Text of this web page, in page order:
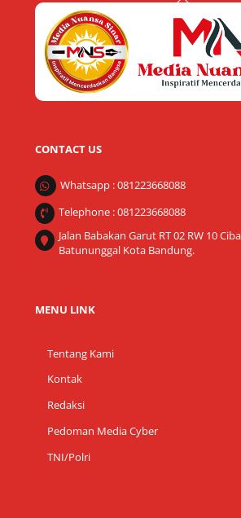
Top
CONTACT US
Whatsapp : 081223668088
Telephone : 081223668088
Jalan Babakan Garut RT 02 RW 10
Batununggal Kota Bandung.
MENU LINK
Tentang Kami
Kontak
Redaksi
Pedoman Media Cyber
TNI/Polri